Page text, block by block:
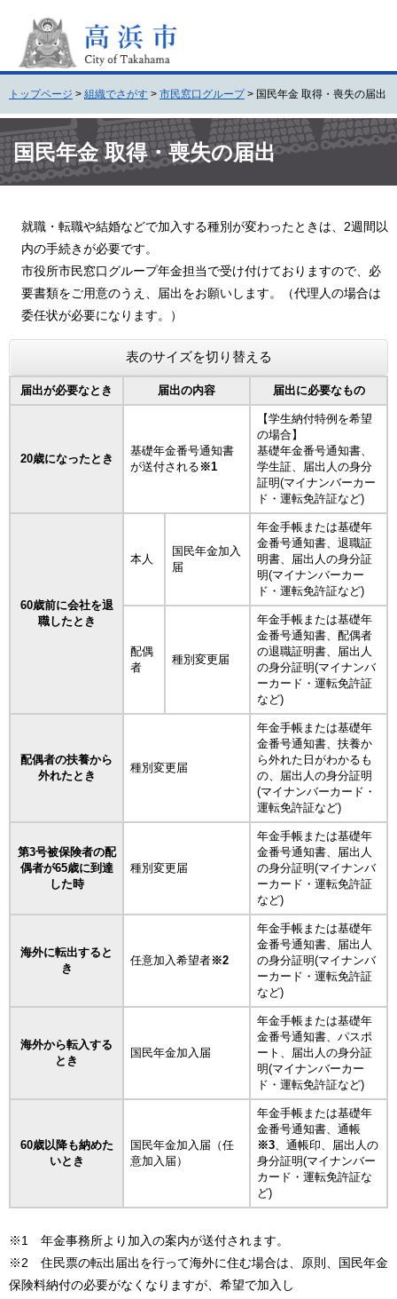
頭
で
す
。
飛
ば
し
て
本
トップページ > 組織でさがす > 市民窓口グループ > 国民年金 取得・喪失の届出
文 国民年金 取得・喪失の届出
就職・転職や結婚などで加入する種別が変わったときは、2週間以
内の手続きが必要です。
市役所市民窓口グループ年金担当で受け付けておりますので、必
要書類をご用意のうえ、届出をお願いします。（代理人の場合は
委任状が必要になります。）
表のサイズを切り替える
届出が必要なとき 届出の内容 届出に必要なもの
20歳になったとき
基礎年金番号通知書
が送付される ※1
【学生納付特例を希望
の場合】
基礎年金番号通知書、
学生証、届出人の身分
証明(マイナンバーカー
ド・運転免許証など)
60歳前に会社を退
職したとき
本人
国民年金加入
届
年金手帳または基礎年
金番号通知書、退職証
明書、届出人の身分証
明(マイナンバーカー
ド・運転免許証など)
配偶
者
種別変更届
年金手帳または基礎年
金番号通知書、配偶者
の退職証明書、届出人
の身分証明(マイナンバ
ーカード・運転免許証
など)
配偶者の扶養から
外れたとき
種別変更届
年金手帳または基礎年
金番号通知書、扶養か
ら外れた日がわかるも
の、届出人の身分証明
(マイナンバーカード・
運転免許証など)
第3号被保険者の配
偶者が65歳に到達
した時
種別変更届
年金手帳または基礎年
金番号通知書、届出人
の身分証明(マイナンバ
ーカード・運転免許証
など)
海外に転出すると
き
任意加入希望者※2
年金手帳または基礎年
金番号通知書、届出人
の身分証明(マイナンバ
ーカード・運転免許証
など)
海外から転入する
とき
国民年金加入届
年金手帳または基礎年
金番号通知書、パスポ
ート、届出人の身分証
明(マイナンバーカー
ド・運転免許証など)
60歳以降も納めた
いとき
国民年金加入届（任
意加入届）
年金手帳または基礎年
金番号通知書、通帳
※3、通帳印、届出人の
身分証明(マイナンバー
カード・運転免許証な
ど)
※1 年金事務所より加入の案内が送付されます。
※2 住民票の転出届出を行って海外に住む場合は、原則、国民年金
保険料納付の必要がなくなりますが、希望で加入し